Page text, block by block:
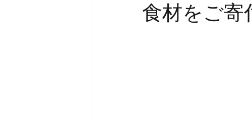
食材をご寄